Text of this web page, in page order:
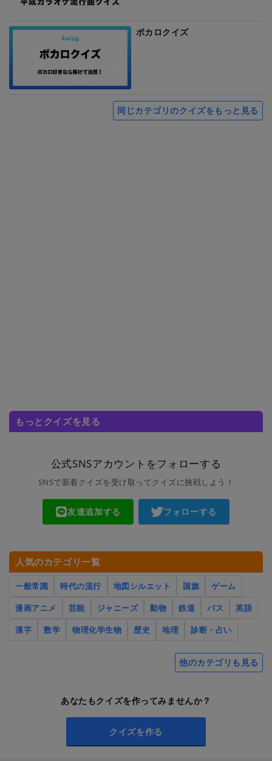
ボカロクイズ
同じカテゴリのクイズをもっと見る
もっとクイズを見る
公式SNSアカウントをフォローする
SNSで新着クイズを受け取ってクイズに挑戦しよう！
友達追加する フォローする
人気のカテゴリ一覧
一般常識 時代の流行 地図シルエット 国旗
ゲーム
漫画アニメ
芸能 ジャニーズ 動物 鉄道 バス
英語
漢字
数学 物理化学生物 歴史 地理 診断・占い
他のカテゴリも見る
あなたもクイズを作ってみませんか？
クイズを作る